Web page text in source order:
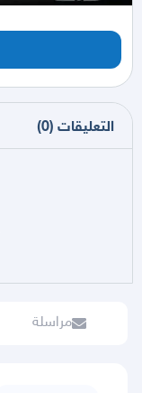
التعليقات (
0
)
مراسلة